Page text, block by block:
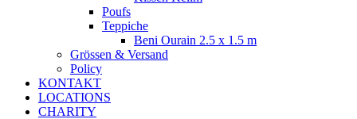
Poufs
Teppiche
Beni Ourain 2.5 x 1.5 m
Grössen & Versand
Policy
KONTAKT
LOCATIONS
CHARITY